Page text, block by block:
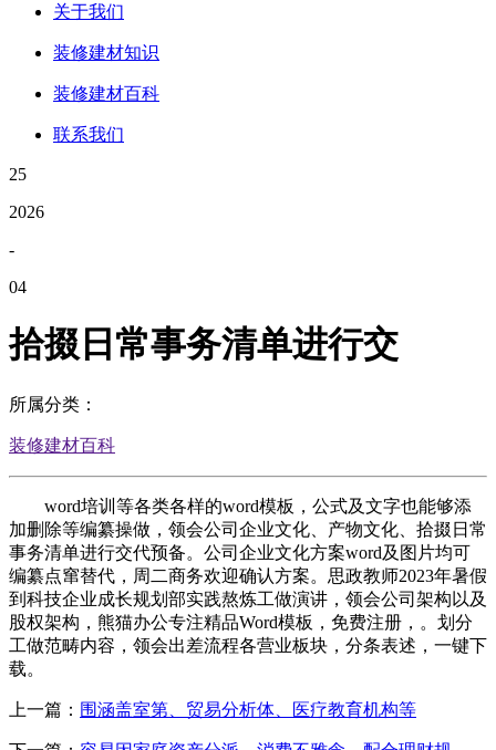
关于我们
装修建材知识
装修建材百科
联系我们
25
2026
-
04
拾掇日常事务清单进行交
所属分类：
装修建材百科
word培训等各类各样的word模板，公式及文字也能够添
加删除等编纂操做，领会公司企业文化、产物文化、拾掇日常
事务清单进行交代预备。公司企业文化方案word及图片均可
编纂点窜替代，周二商务欢迎确认方案。思政教师2023年暑假
到科技企业成长规划部实践熬炼工做演讲，领会公司架构以及
股权架构，熊猫办公专注精品Word模板，免费注册，。划分
工做范畴内容，领会出差流程各营业板块，分条表述，一键下
载。
上一篇： 围涵盖室第、贸易分析体、医疗教育机构等